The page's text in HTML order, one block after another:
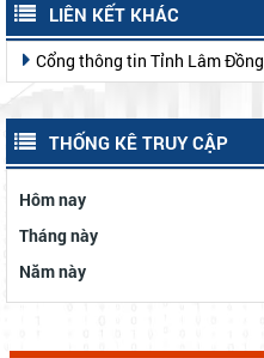
LIÊN KẾT KHÁC
Cổng thông tin Tỉnh Lâm Đồng
THỐNG KÊ TRUY CẬP
Hôm nay
Tháng này
Năm này